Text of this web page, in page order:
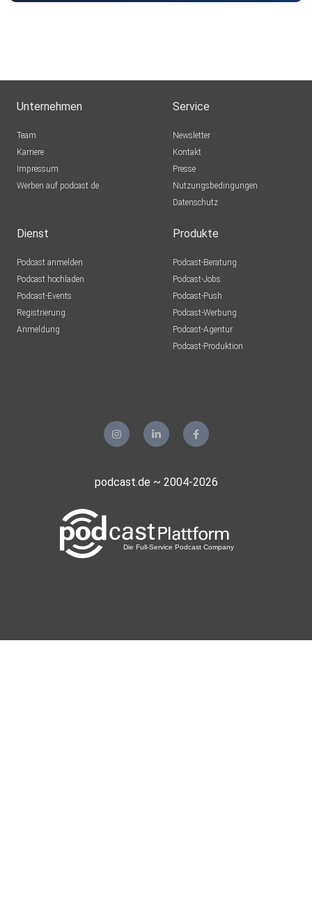
Unternehmen
Team
Karriere
Impressum
Werben auf podcast.de
Service
Newsletter
Kontakt
Presse
Nutzungsbedingungen
Datenschutz
Dienst
Podcast anmelden
Podcast hochladen
Podcast-Events
Registrierung
Anmeldung
Produkte
Podcast-Beratung
Podcast-Jobs
Podcast-Push
Podcast-Werbung
Podcast-Agentur
Podcast-Produktion
podcast.de ~ 2004-2026